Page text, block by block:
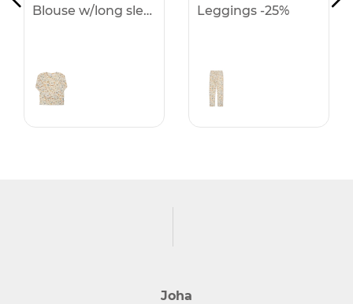
Blouse w/long sleeves -25% Leggings -25%
Joha